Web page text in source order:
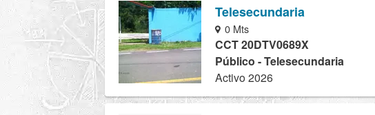
Telesecundaria
0 Mts
CCT 20DTV0689X
Público - Telesecundaria
Activo 2026